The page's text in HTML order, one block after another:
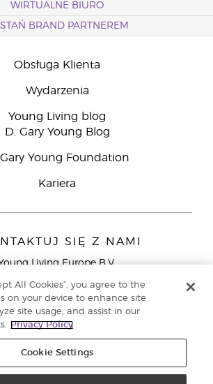
WIRTUALNE BIURO
BRAND PARTNEREM
Obsługa Klienta
Wydarzenia
Young Living blog
D. Gary Young Blog
Gary Young Foundation
Kariera
SIĘ Z NAMI
Living Europe B.V.
9727 AJ Groningen
Europe Ltd - Europejska siedziba
(0) 20 3935 9000
All Cookies”, you agree to the
on your device to enhance site
site usage, and assist in our
Privacy Policy
Cookie Settings